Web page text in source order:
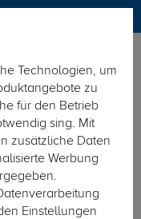
CX-60
Technologien, um
zu
für den Betrieb
sing. Mit
zusätzliche Daten
Werbung
Einstellungen